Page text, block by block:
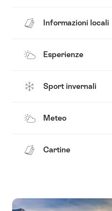
Informazioni locali
Esperienze
Sport invernali
Meteo
Cartine